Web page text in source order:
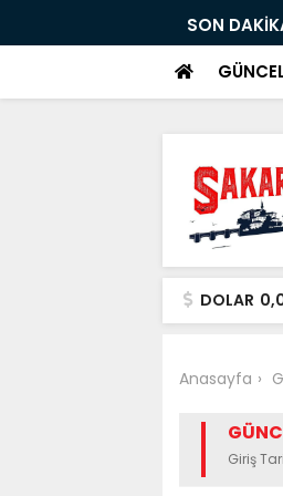
SON
DOLAR
Anasayfa
Giriş